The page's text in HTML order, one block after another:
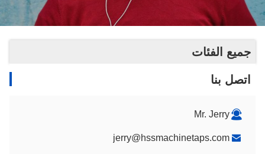
جميع الفئات
اتصل بنا
Mr. Jerry
jerry@hssmachinetaps.com